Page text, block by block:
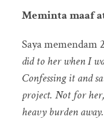
Meminta maaf
Saya memendam
did to her when I
Confessing it and
project. Not for
heavy burden away.